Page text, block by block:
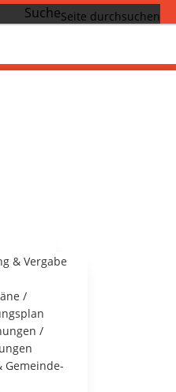
Suche
& Vergabe
/
/
Gemeinde-